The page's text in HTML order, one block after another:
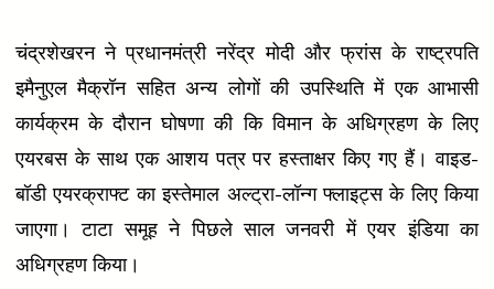
चंद्रशेखरन ने प्रधानमंत्री नरेंद्र मोदी और फ्रांस के राष्ट्रपति
इमैनुएल मैक्रॉन सहित अन्य लोगों की उपस्थिति में एक आभासी
कार्यक्रम के दौरान घोषणा की कि विमान के अधिग्रहण के लिए
एयरबस के साथ एक आशय पत्र पर हस्ताक्षर किए गए हैं। वाइड-
बॉडी एयरक्राफ्ट का इस्तेमाल अल्ट्रा-लॉन्ग फ्लाइट्स के लिए किया
जाएगा। टाटा समूह ने पिछले साल जनवरी में एयर इंडिया का
अधिग्रहण किया।